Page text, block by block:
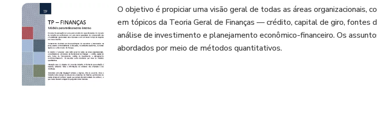
O objetivo é propiciar uma visão geral de todas as áreas organizacionais,
em tópicos da Teoria Geral de Finanças — crédito, capital de giro, fontes
análise de investimento e planejamento econômico-financeiro. Os
abordados por meio de métodos quantitativos.